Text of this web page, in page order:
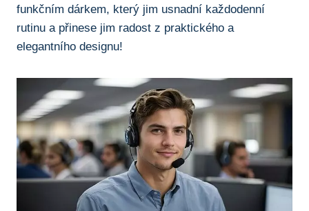
funkčním dárkem, který jim ⁣usnadní ‍každodenní
rutinu​ a přinese jim radost z praktického a
elegantního designu!